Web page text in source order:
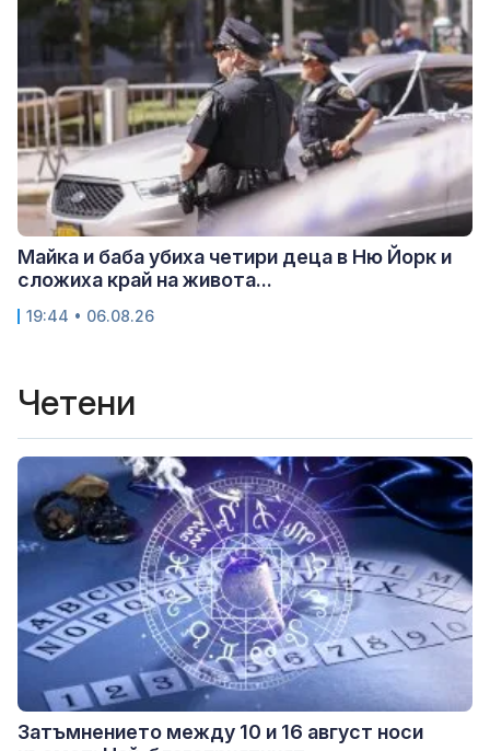
Майка и баба убиха четири деца в Ню Йорк и
сложиха край на живота...
19:44 • 06.08.26
Четени
Затъмнението между 10 и 16 август носи